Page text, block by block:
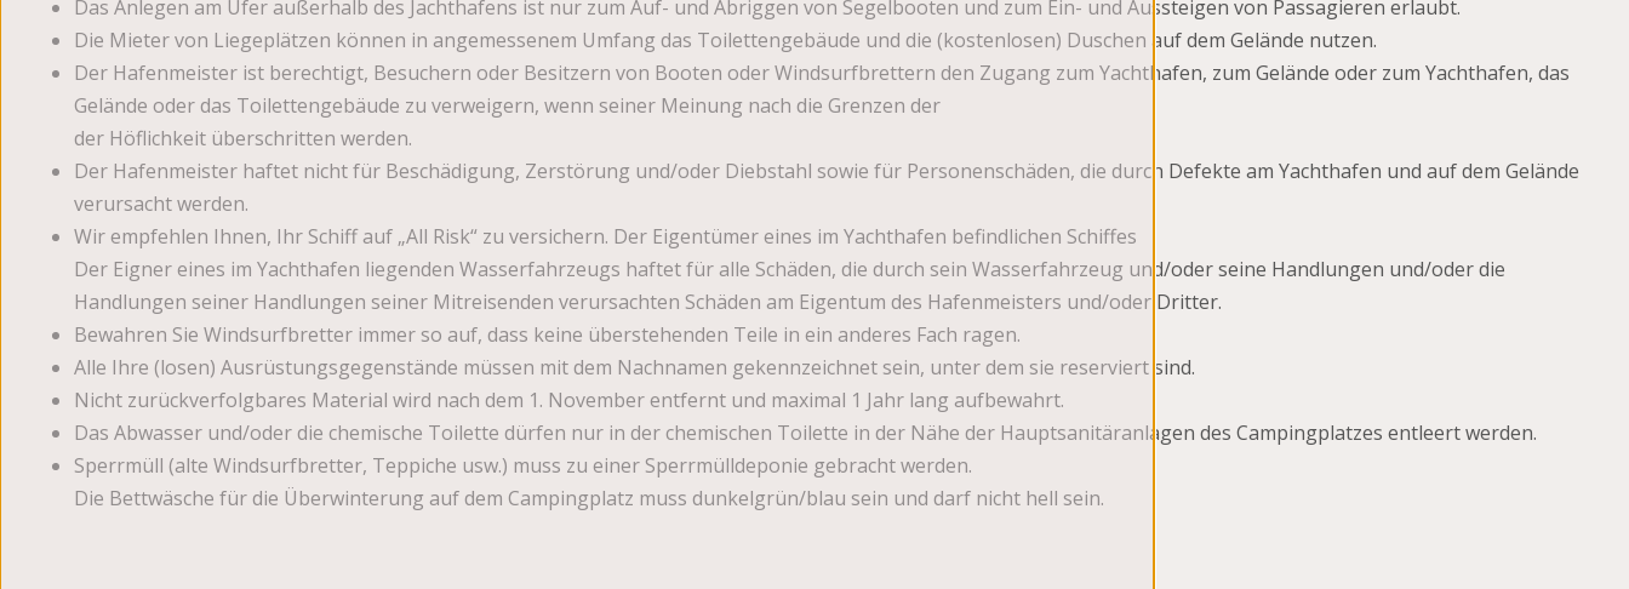
Das Anlegen am Ufer außerhalb des Jachthafens ist nur zum Auf- und Abriggen von Segelbooten und zum Ein- und Aussteigen von Passagieren erlaubt.
Die Mieter von Liegeplätzen können in angemessenem Umfang das Toilettengebäude und die (kostenlosen) Duschen auf dem Gelände nutzen.
Der Hafenmeister ist berechtigt, Besuchern oder Besitzern von Booten oder Windsurfbrettern den Zugang zum Yachthafen, zum Gelände oder zum Yachthafen, das
Gelände oder das Toilettengebäude zu verweigern, wenn seiner Meinung nach die Grenzen der
der Höflichkeit überschritten werden.
Der Hafenmeister haftet nicht für Beschädigung, Zerstörung und/oder Diebstahl sowie für Personenschäden, die durch Defekte am Yachthafen und auf dem Gelände
verursacht werden.
Wir empfehlen Ihnen, Ihr Schiff auf „All Risk“ zu versichern. Der Eigentümer eines im Yachthafen befindlichen Schiffes
Der Eigner eines im Yachthafen liegenden Wasserfahrzeugs haftet für alle Schäden, die durch sein Wasserfahrzeug und/oder seine Handlungen und/oder die
Handlungen seiner Handlungen seiner Mitreisenden verursachten Schäden am Eigentum des Hafenmeisters und/oder Dritter.
Bewahren Sie Windsurfbretter immer so auf, dass keine überstehenden Teile in ein anderes Fach ragen.
Alle Ihre (losen) Ausrüstungsgegenstände müssen mit dem Nachnamen gekennzeichnet sein, unter dem sie reserviert sind.
Nicht zurückverfolgbares Material wird nach dem 1. November entfernt und maximal 1 Jahr lang aufbewahrt.
Das Abwasser und/oder die chemische Toilette dürfen nur in der chemischen Toilette in der Nähe der Hauptsanitäranlagen des Campingplatzes entleert werden.
Sperrmüll (alte Windsurfbretter, Teppiche usw.) muss zu einer Sperrmülldeponie gebracht werden.
Die Bettwäsche für die Überwinterung auf dem Campingplatz muss dunkelgrün/blau sein und darf nicht hell sein.